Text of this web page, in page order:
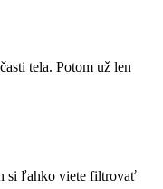
tela. Potom už len
si ľahko viete filtrovať